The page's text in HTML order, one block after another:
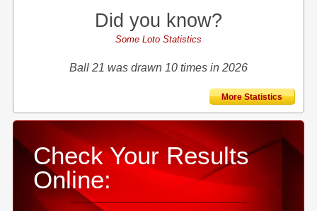
Did you know?
Some Loto Statistics
Ball 21 was drawn 10 times in 2026
More Statistics
Check Your Results
Online: